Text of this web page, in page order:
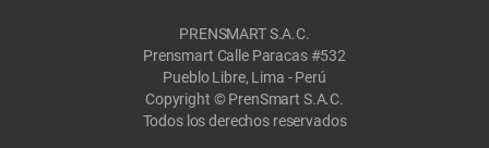
PRENSMART S.A.C.
Prensmart Calle Paracas #532
Pueblo Libre, Lima - Perú
Copyright © PrenSmart S.A.C.
Todos los derechos reservados